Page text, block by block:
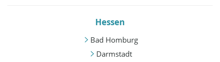
Hessen
Bad Homburg
Darmstadt